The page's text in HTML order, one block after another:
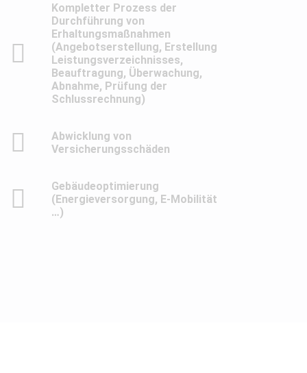
Kompletter Prozess der
Durchführung von
Erhaltungsmaßnahmen
(Angebotserstellung, Erstellung
Leistungsverzeichnisses,
Beauftragung, Überwachung,
Abnahme, Prüfung der
Schlussrechnung)
Abwicklung von
Versicherungsschäden
Gebäudeoptimierung
(Energieversorgung, E-Mobilität
…)